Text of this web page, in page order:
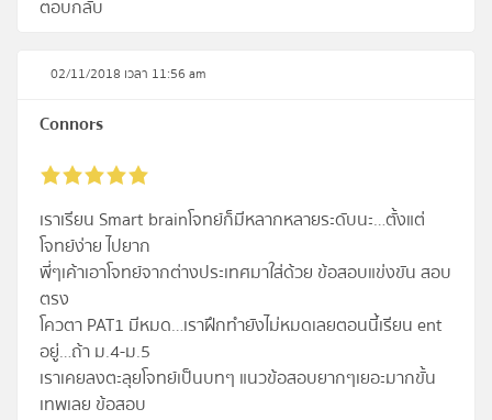
ตอบกลับ
02/11/2018 เวลา 11:56 am
Connors
เราเรียน Smart brainโจทย์ก็มีหลากหลายระดับนะ…ตั้งแต่
โจทย์ง่าย ไปยาก
พี่ๆเค้าเอาโจทย์จากต่างประเทศมาใส่ด้วย ข้อสอบแข่งขัน สอบ
ตรง
โควตา PAT1 มีหมด…เราฝึกทำยังไม่หมดเลยตอนนี้เรียน ent
อยู่…ถ้า ม.4-ม.5
เราเคยลงตะลุยโจทย์เป็นบทๆ แนวข้อสอบยากๆเยอะมากขั้น
เทพเลย ข้อสอบ